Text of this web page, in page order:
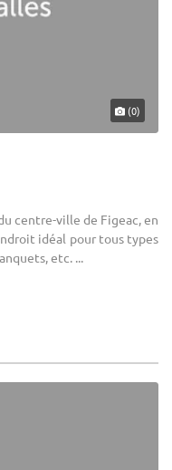
(0)
centre-ville de Figeac, en
idéal pour tous types
etc. ...